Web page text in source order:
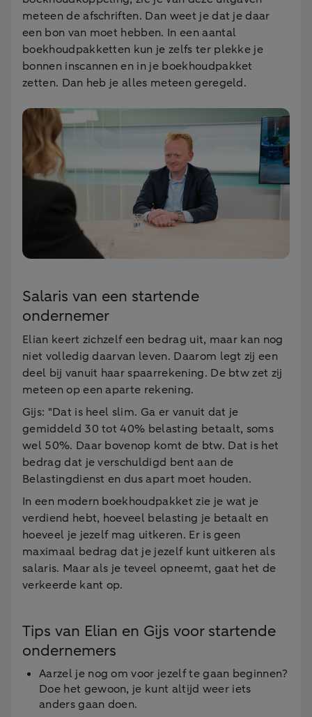
meteen de afschriften. Dan weet je dat je daar
een bon van moet hebben. In een aantal
boekhoudpakketten kun je zelfs ter plekke je
bonnen inscannen en in je boekhoudpakket
zetten. Dan heb je alles meteen geregeld.
Salaris van een startende
ondernemer
Elian keert zichzelf een bedrag uit, maar kan nog
niet volledig daarvan leven. Daarom legt zij een
deel bij vanuit haar spaarrekening. De btw zet zij
meteen op een aparte rekening.
Gijs: "Dat is heel slim. Ga er vanuit dat je
gemiddeld 30 tot 40% belasting betaalt, soms
wel 50%. Daar bovenop komt de btw. Dat is het
bedrag dat je verschuldigd bent aan de
Belastingdienst en dus apart moet houden.
In een modern boekhoudpakket zie je wat je
verdiend hebt, hoeveel belasting je betaalt en
hoeveel je jezelf mag uitkeren. Er is geen
maximaal bedrag dat je jezelf kunt uitkeren als
salaris. Maar als je teveel opneemt, gaat het de
verkeerde kant op.
Tips van Elian en Gijs voor startende
ondernemers
Aarzel je nog om voor jezelf te gaan beginnen?
Doe het gewoon, je kunt altijd weer iets
anders gaan doen.